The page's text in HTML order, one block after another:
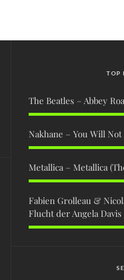
TOP
The Beatles – Abbey
Nakhane – You Will Not
Metallica – Metallica
Fabien Grolleau &
Flucht der Angela Davis